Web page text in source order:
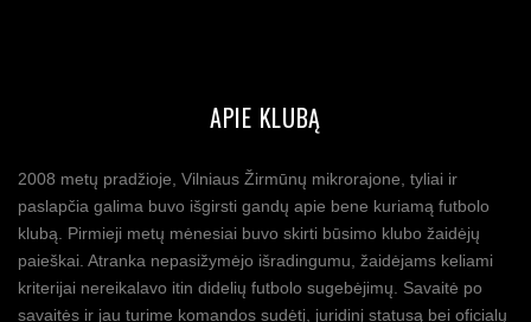
APIE KLUBĄ
2008 metų pradžioje, Vilniaus Žirmūnų mikrorajone, tyliai ir
paslapčia galima buvo išgirsti gandų apie bene kuriamą futbolo
klubą. Pirmieji metų mėnesiai buvo skirti būsimo klubo žaidėjų
paieškai. Atranka nepasižymėjo išradingumu, žaidėjams keliami
kriterijai nereikalavo itin didelių futbolo sugebėjimų. Savaitė po
savaitės ir jau turime komandos sudėtį, juridinį statusą bei oficialų